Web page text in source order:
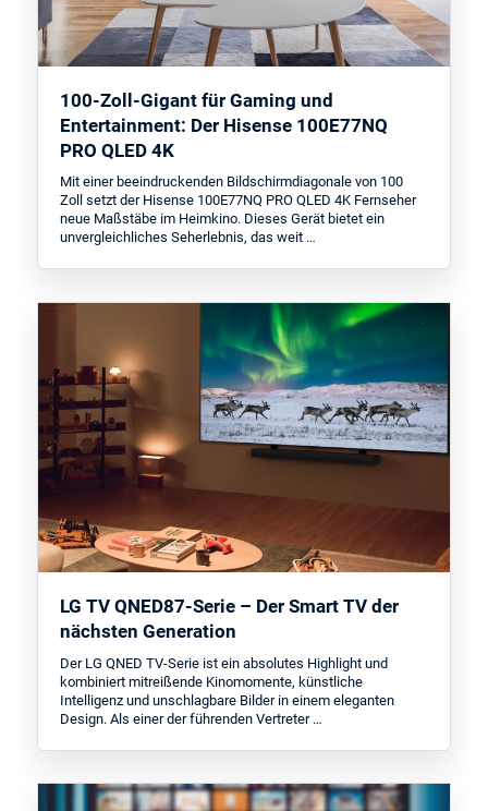
100-Zoll-Gigant für Gaming und
Entertainment: Der Hisense 100E77NQ
PRO QLED 4K
Mit einer beeindruckenden Bildschirmdiagonale von 100
Zoll setzt der Hisense 100E77NQ PRO QLED 4K Fernseher
neue Maßstäbe im Heimkino. Dieses Gerät bietet ein
unvergleichliches Seherlebnis, das weit …
LG TV QNED87-Serie – Der Smart TV der
nächsten Generation
Der LG QNED TV-Serie ist ein absolutes Highlight und
kombiniert mitreißende Kinomomente, künstliche
Intelligenz und unschlagbare Bilder in einem eleganten
Design. Als einer der führenden Vertreter …